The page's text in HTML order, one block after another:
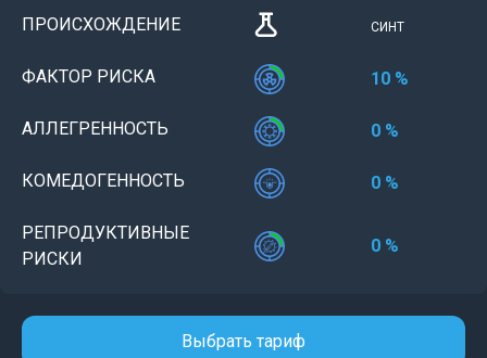
ПРОИСХОЖДЕНИЕ СИНТ
ФАКТОР РИСКА 10 %
АЛЛЕГРЕННОСТЬ 0 %
КОМЕДОГЕННОСТЬ 0 %
РЕПРОДУКТИВНЫЕ
РИСКИ
0 %
Выбрать тариф